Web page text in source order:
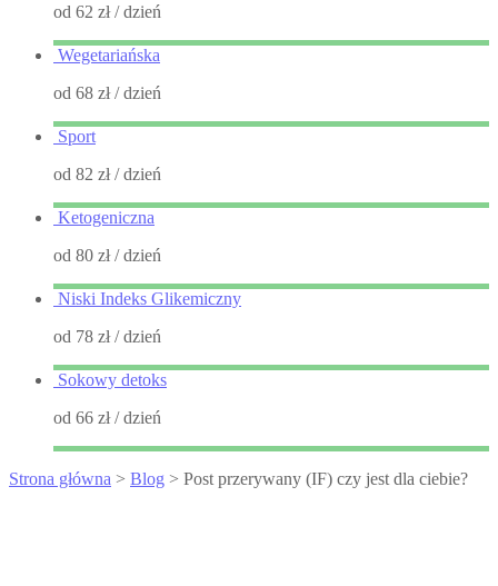
od 62 zł/ dzień
Wegetariańska
od 68 zł/ dzień
Sport
od 82 zł/ dzień
Ketogeniczna
od 80 zł/ dzień
Niski Indeks Glikemiczny
od 78 zł/ dzień
Sokowy detoks
od 66 zł/ dzień
Strona główna > Blog > Post przerywany (IF) czy jest dla ciebie?